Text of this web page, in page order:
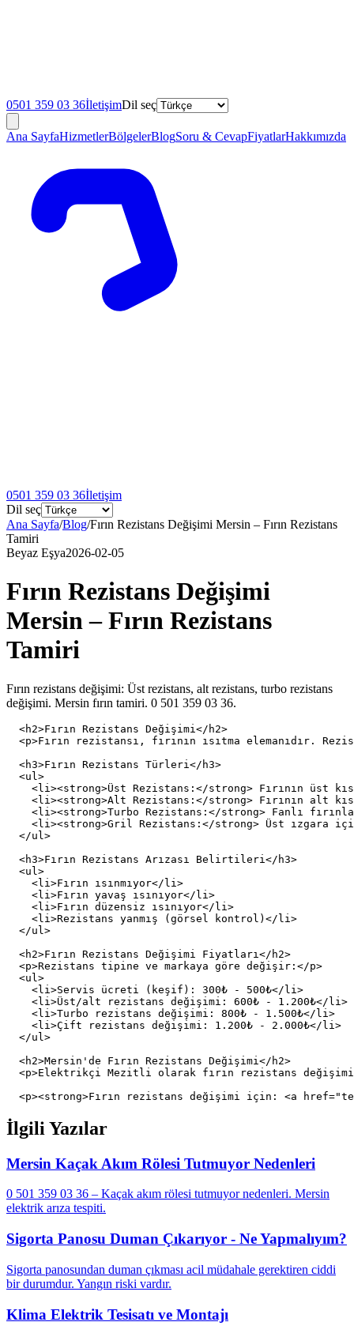
0501 359 03 36İletişimDil seç
Ana SayfaHizmetlerBölgelerBlogSoru & CevapFiyatlarHakkımızda
0501 359 03 36İletişim
Dil seç
Ana Sayfa/Blog/Fırın Rezistans Değişimi Mersin – Fırın Rezistans
Tamiri
Beyaz Eşya2026-02-05
Fırın Rezistans Değişimi
Mersin – Fırın Rezistans
Tamiri
Fırın rezistans değişimi: Üst rezistans, alt rezistans, turbo rezistans
değişimi. Mersin fırın tamiri. 0 501 359 03 36.
  <h2>Fırın Rezistans Değişimi</h2>
<p>Fırın rezistansı, fırının ısıtma elemanıdır.
  <h3>Fırın Rezistans Türleri</h3>
  <ul>
<li><strong>Üst Rezistans:</strong> Fırının üst
<li><strong>Alt Rezistans:</strong> Fırının alt
<li><strong>Turbo Rezistans:</strong> Fanlı
<li><strong>Gril Rezistans:</strong> Üst ızgara
  </ul>
  <h3>Fırın Rezistans Arızası Belirtileri</h3>
  <ul>
    <li>Fırın ısınmıyor</li>
    <li>Fırın yavaş ısınıyor</li>
    <li>Fırın düzensiz ısınıyor</li>
    <li>Rezistans yanmış (görsel kontrol)</li>
  </ul>
  <h2>Fırın Rezistans Değişimi Fiyatları</h2>
  <p>Rezistans tipine ve markaya göre değişir:</p>
  <ul>
    <li>Servis ücreti (keşif): 300₺ - 500₺</li>
    <li>Üst/alt rezistans değişimi: 600₺ - 1.200₺</li>
    <li>Turbo rezistans değişimi: 800₺ - 1.500₺</li>
    <li>Çift rezistans değişimi: 1.200₺ - 2.000₺</li>
  </ul>
  <h2>Mersin'de Fırın Rezistans Değişimi</h2>
<p>Elektrikçi Mezitli olarak fırın rezistans
İlgili Yazılar
Mersin Kaçak Akım Rölesi Tutmuyor Nedenleri
0 501 359 03 36 – Kaçak akım rölesi tutmuyor nedenleri. Mersin
elektrik arıza tespiti.
Sigorta Panosu Duman Çıkarıyor - Ne Yapmalıyım?
Sigorta panosundan duman çıkması acil müdahale gerektiren ciddi
bir durumdur. Yangın riski vardır.
Klima Elektrik Tesisatı ve Montajı